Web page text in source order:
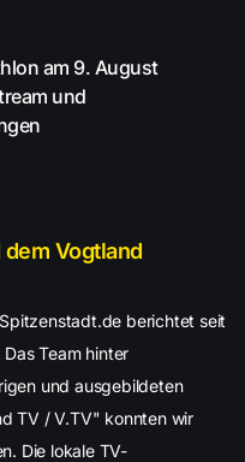
am 9. August
und
Vogtland
berichtet seit
Team hinter
und ausgebildeten
TV / V.TV" konnten wir
Die lokale TV-